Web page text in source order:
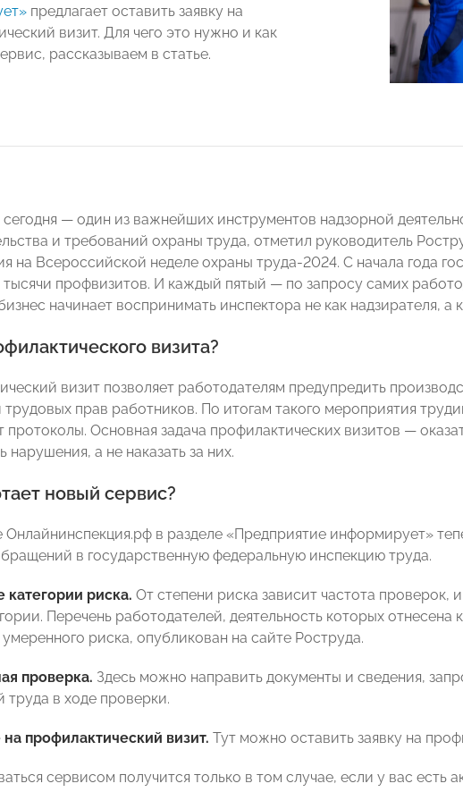
предлагает оставить заявку на
визит. Для чего это нужно и как
рассказываем в статье.
— один из важнейших инструментов надзорной
и требований охраны труда, отметил руководитель
на Всероссийской неделе охраны труда-2024. С начала года
тысячи профвизитов. И каждый пятый — по запросу самих
начинает воспринимать инспектора не как надзирателя, а
визита?
визит позволяет работодателям предупредить
прав работников. По итогам такого мероприятия
протоколы. Основная задача профилактических визитов —
нарушения, а не наказать за них.
новый сервис?
Онлайнинспекция.рф в разделе «Предприятие информирует»
в государственную федеральную инспекцию труда.
риска. От степени риска зависит частота проверок,
Перечень работодателей, деятельность которых отнесена
риска, опубликован на сайте Роструда.
проверка. Здесь можно направить документы и сведения,
труда в ходе проверки.
профилактический визит. Тут можно оставить заявку на
сервисом получится только в том случае, если у вас есть